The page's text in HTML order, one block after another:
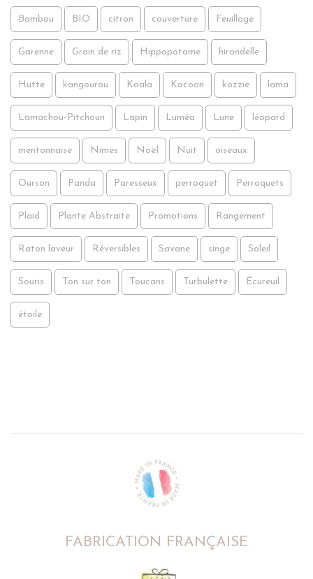
Bambou BIO citron couverture Feuillage
Garenne Grain de riz Hippopotame hirondelle
Hutte kangourou Koala Kocoon kozzie lama
Lamachou-Pitchoun Lapin Luméa Lune léopard
mentonnaise Nimes Noël Nuit oiseaux
Ourson Panda Paresseux perroquet Perroquets
Plaid Plante Abstraite Promotions Rangement
Raton laveur Réversibles Savane singe Soleil
Souris Ton sur ton Toucans Turbulette Écureuil
étoile
FABRICATION FRANÇAISE